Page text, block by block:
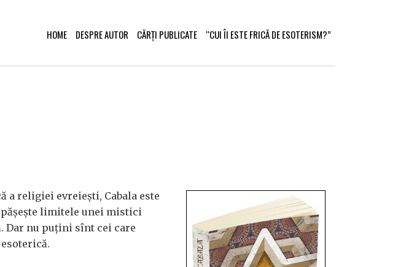
HOME DESPRE AUTOR CĂRȚI PUBLICATE “CUI ÎI ESTE FRICĂ DE ESOTERISM?”
a religiei evreiești, Cabala este
limitele unei mistici
Dar nu puțini sînt cei care